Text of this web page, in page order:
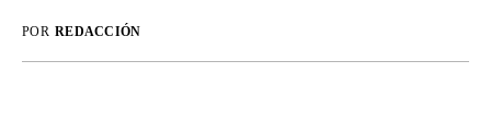
POR REDACCIÓN